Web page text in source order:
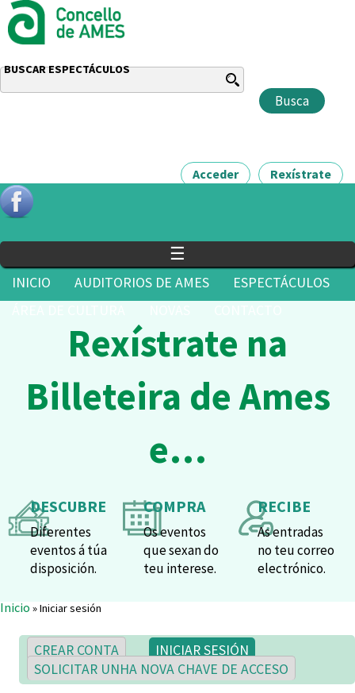
BUSCAR ESPECTÁCULOS
Acceder Rexístrate
☰
INICIO AUDITORIOS DE AMES
ESPECTÁCULOS
Rexístrate na
Billeteira de Ames
e…
DESCUBRE
Diferentes
eventos á túa
disposición.
COMPRA
Os eventos
que sexan do
teu interese.
RECIBE
As entradas
no teu correo
electrónico.
Vostede está aquí
Inicio » Iniciar sesión
Pestanas principais
CREAR CONTA INICIAR SESIÓN
SOLICITAR UNHA NOVA CHAVE DE ACCESO